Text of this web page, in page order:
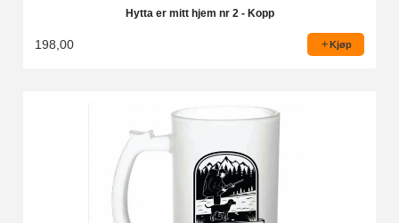
Hytta er mitt hjem nr 2 - Kopp
198,00 Kjøp